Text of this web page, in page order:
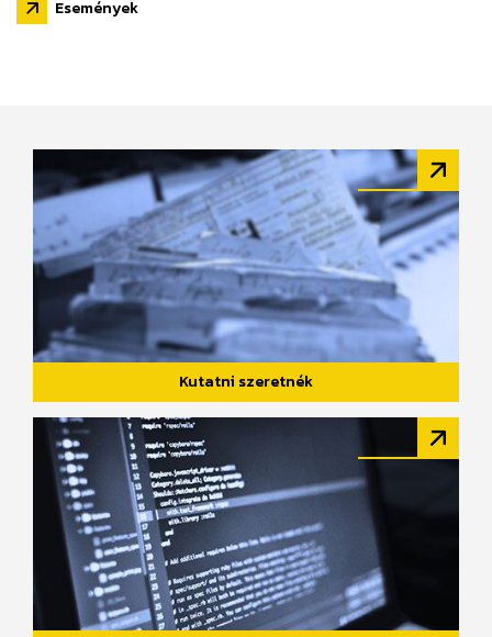
Események
Kutatni szeretnék